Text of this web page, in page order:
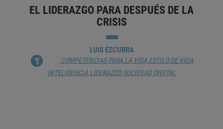
EL LIDERAZGO PARA DESPUÉS DE LA
CRISIS
LUIS EZCURRA
COMPETENCIAS PARA LA VIDA ESTILO DE VIDA
INTELIGENCIA LIDERAZGO SOCIEDAD DIGITAL